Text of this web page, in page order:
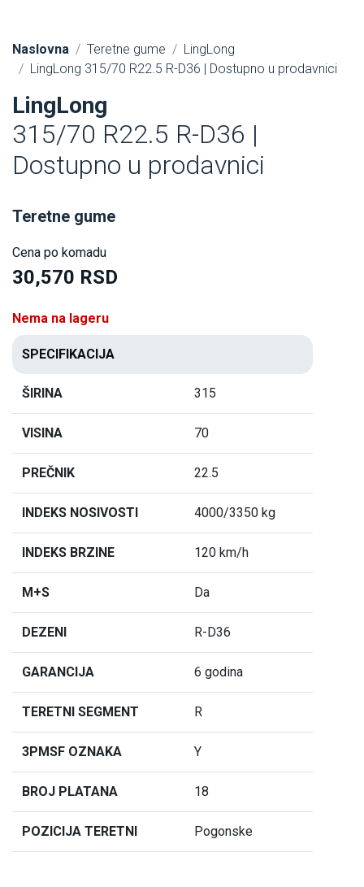
Naslovna Teretne gume
LingLong
LingLong 315/70 R22.5 R-D36 | Dostupno u prodavnici
LingLong
315/70 R22.5 R-D36 |
Dostupno u prodavnici
Teretne gume
Cena po komadu
30,570 RSD
Nema na lageru
SPECIFIKACIJA
ŠIRINA 315
VISINA 70
PREČNIK 22.5
INDEKS NOSIVOSTI 4000/3350 kg
INDEKS BRZINE 120 km/h
M+S Da
DEZENI R-D36
GARANCIJA 6 godina
TERETNI SEGMENT R
3PMSF OZNAKA Y
BROJ PLATANA 18
POZICIJA TERETNI Pogonske